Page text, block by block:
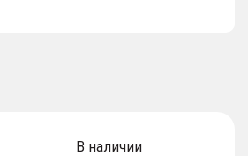
В наличии